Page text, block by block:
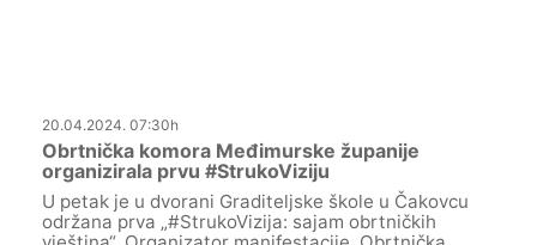
20.04.2024. 07:30h
Obrtnička komora Međimurske županije
organizirala prvu #StrukoViziju
U petak je u dvorani Graditeljske škole u Čakovcu
održana prva „#StrukoVizija: sajam obrtničkih